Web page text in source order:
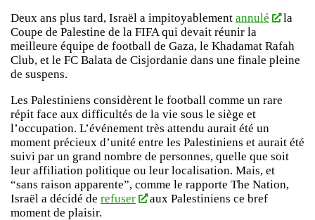
Deux ans plus tard, Israël a impitoyablement annulé
la
Coupe de Palestine de la FIFA qui devait réunir la
meilleure équipe de football de Gaza, le Khadamat Rafah
Club, et le FC Balata de Cisjordanie dans une finale pleine
de suspens.
Les Palestiniens considèrent le football comme un rare
répit face aux difficultés de la vie sous le siège et
l’occupation. L’événement très attendu aurait été un
moment précieux d’unité entre les Palestiniens et aurait été
suivi par un grand nombre de personnes, quelle que soit
leur affiliation politique ou leur localisation. Mais, et
“sans raison apparente”, comme le rapporte The Nation,
Israël a décidé de refuser
aux Palestiniens ce bref
moment de plaisir.